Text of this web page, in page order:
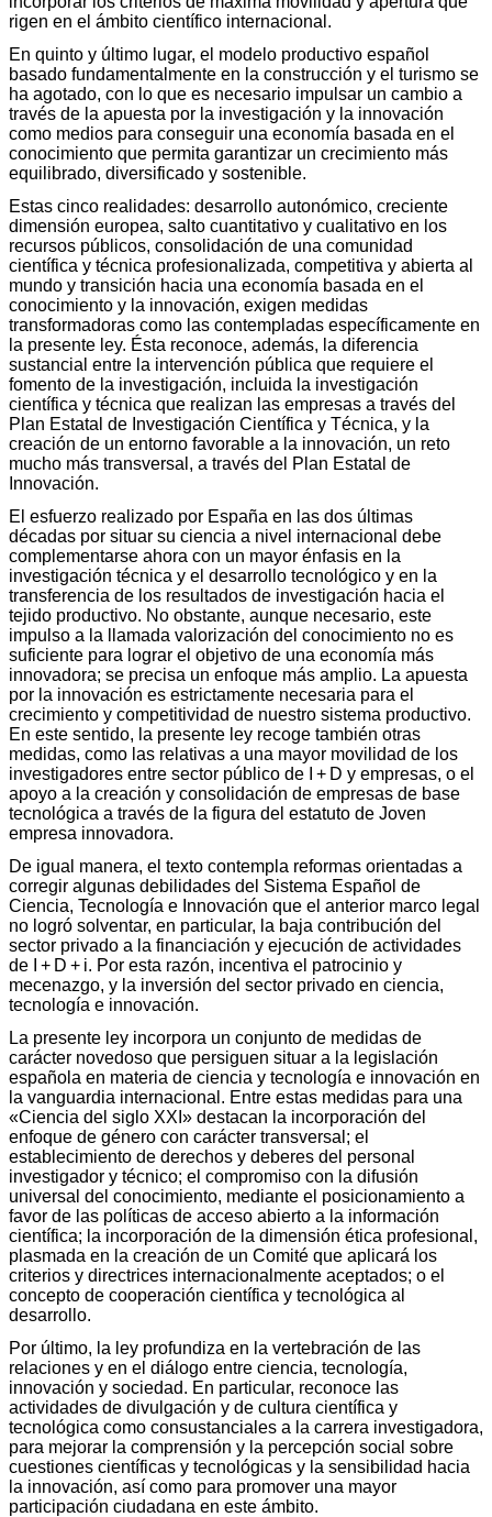
rigen en el ámbito científico internacional.
En quinto y último lugar, el modelo productivo español
basado fundamentalmente en la construcción y el turismo se
ha agotado, con lo que es necesario impulsar un cambio a
través de la apuesta por la investigación y la innovación
como medios para conseguir una economía basada en el
conocimiento que permita garantizar un crecimiento más
equilibrado, diversificado y sostenible.
Estas cinco realidades: desarrollo autonómico, creciente
dimensión europea, salto cuantitativo y cualitativo en los
recursos públicos, consolidación de una comunidad
científica y técnica profesionalizada, competitiva y abierta al
mundo y transición hacia una economía basada en el
conocimiento y la innovación, exigen medidas
transformadoras como las contempladas específicamente en
la presente ley. Ésta reconoce, además, la diferencia
sustancial entre la intervención pública que requiere el
fomento de la investigación, incluida la investigación
científica y técnica que realizan las empresas a través del
Plan Estatal de Investigación Científica y Técnica, y la
creación de un entorno favorable a la innovación, un reto
mucho más transversal, a través del Plan Estatal de
Innovación.
El esfuerzo realizado por España en las dos últimas
décadas por situar su ciencia a nivel internacional debe
complementarse ahora con un mayor énfasis en la
investigación técnica y el desarrollo tecnológico y en la
transferencia de los resultados de investigación hacia el
tejido productivo. No obstante, aunque necesario, este
impulso a la llamada valorización del conocimiento no es
suficiente para lograr el objetivo de una economía más
innovadora; se precisa un enfoque más amplio. La apuesta
por la innovación es estrictamente necesaria para el
crecimiento y competitividad de nuestro sistema productivo.
En este sentido, la presente ley recoge también otras
medidas, como las relativas a una mayor movilidad de los
investigadores entre sector público de I + D y empresas, o el
apoyo a la creación y consolidación de empresas de base
tecnológica a través de la figura del estatuto de Joven
empresa innovadora.
De igual manera, el texto contempla reformas orientadas a
corregir algunas debilidades del Sistema Español de
Ciencia, Tecnología e Innovación que el anterior marco legal
no logró solventar, en particular, la baja contribución del
sector privado a la financiación y ejecución de actividades
de I + D + i. Por esta razón, incentiva el patrocinio y
mecenazgo, y la inversión del sector privado en ciencia,
tecnología e innovación.
La presente ley incorpora un conjunto de medidas de
carácter novedoso que persiguen situar a la legislación
española en materia de ciencia y tecnología e innovación en
la vanguardia internacional. Entre estas medidas para una
«Ciencia del siglo XXI» destacan la incorporación del
enfoque de género con carácter transversal; el
establecimiento de derechos y deberes del personal
investigador y técnico; el compromiso con la difusión
universal del conocimiento, mediante el posicionamiento a
favor de las políticas de acceso abierto a la información
científica; la incorporación de la dimensión ética profesional,
plasmada en la creación de un Comité que aplicará los
criterios y directrices internacionalmente aceptados; o el
concepto de cooperación científica y tecnológica al
desarrollo.
Por último, la ley profundiza en la vertebración de las
relaciones y en el diálogo entre ciencia, tecnología,
innovación y sociedad. En particular, reconoce las
actividades de divulgación y de cultura científica y
tecnológica como consustanciales a la carrera investigadora,
para mejorar la comprensión y la percepción social sobre
cuestiones científicas y tecnológicas y la sensibilidad hacia
la innovación, así como para promover una mayor
participación ciudadana en este ámbito.